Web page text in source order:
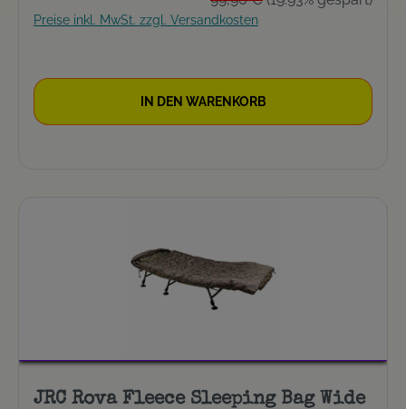
Preise inkl. MwSt. zzgl. Versandkosten
IN DEN WARENKORB
JRC Rova Fleece Sleeping Bag Wide